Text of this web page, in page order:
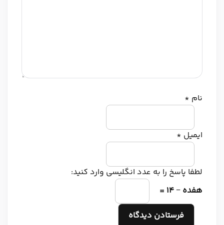
نام *
ایمیل *
لطفا پاسخ را به عدد انگلیسی وارد کنید:
هفده − 14 =